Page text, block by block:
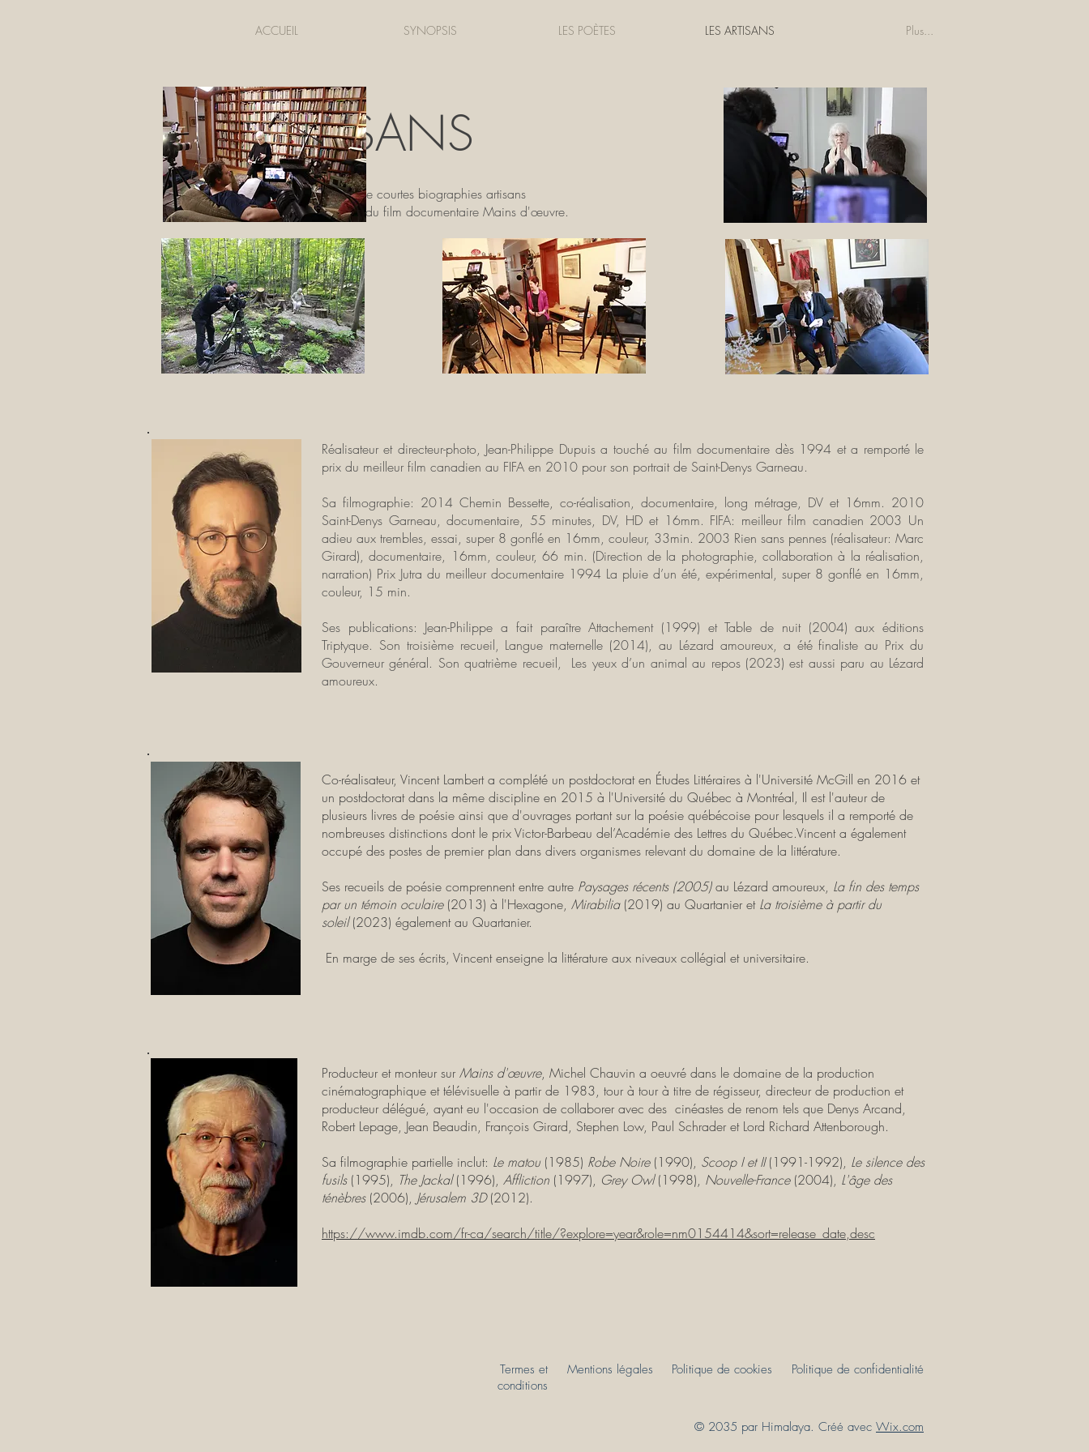
ACCUEIL SYNOPSIS LES POÈTES LES ARTISANS Plus...
LES ARTISANS
Vous trouverez ici de courtes biographies artisans
derrière la création du film documentaire Mains d'œuvre.
Réalisateur et directeur-photo, Jean-Philippe Dupuis a touché au film documentaire dès 1994 et a remporté le
prix du meilleur film canadien au FIFA en 2010 pour son portrait de Saint-Denys Garneau.
Sa filmographie: 2014 Chemin Bessette, co-réalisation, documentaire, long métrage, DV et 16mm. 2010
Saint-Denys Garneau, documentaire, 55 minutes, DV, HD et 16mm. FIFA: meilleur film canadien 2003 Un
adieu aux trembles, essai, super 8 gonflé en 16mm, couleur, 33min. 2003 Rien sans pennes (réalisateur: Marc
Girard), documentaire, 16mm, couleur, 66 min. (Direction de la photographie, collaboration à la réalisation,
narration) Prix Jutra du meilleur documentaire 1994 La pluie d’un été, expérimental, super 8 gonflé en 16mm,
couleur, 15 min.
Ses publications: Jean-Philippe a fait paraître Attachement (1999) et Table de nuit (2004) aux éditions
Triptyque. Son troisième recueil, Langue maternelle (2014), au Lézard amoureux, a été finaliste au Prix du
Gouverneur général. Son quatrième recueil, Les yeux d’un animal au repos (2023) est aussi paru au Lézard
amoureux.
Co-réalisateur, Vincent Lambert a complété un postdoctorat en Études Littéraires à l'Université McGill en 2016 et
un postdoctorat dans la même discipline en 2015 à l'Université du Québec à Montréal, Il est l'auteur de
plusieurs livres de poésie ainsi que d'ouvrages portant sur la poésie québécoise pour lesquels il a remporté de
nombreuses distinctions dont le prix Victor-Barbeau del’Académie des Lettres du Québec.Vincent a également
occupé des postes de premier plan dans divers organismes relevant du domaine de la littérature.
Ses recueils de poésie comprennent entre autre Paysages récents (2005)au Lézard amoureux, La fin des temps
par un témoin oculaire (2013) à l'Hexagone, Mirabilia (2019) au Quartanier et La troisième à partir du
soleil(2023) également au Quartanier.
En marge de ses écrits, Vincent enseigne la littérature aux niveaux collégial et universitaire.
Producteur et monteur sur Mains d'œuvre, Michel Chauvin a oeuvré dans le domaine de la production
cinématographique et télévisuelle à partir de 1983, tour à tour à titre de régisseur, directeur de production et
producteur délégué, ayant eu l'occasion de collaborer avec des cinéastes de renom tels que Denys Arcand,
Robert Lepage, Jean Beaudin, François Girard, Stephen Low, Paul Schrader et Lord Richard Attenborough.
Sa filmographie partielle inclut: Le matou (1985) Robe Noire (1990), Scoop I et II(1991-1992), Le silence des
fusils (1995), The Jackal(1996), Affliction (1997), Grey Owl(1998), Nouvelle-France (2004), L'âge des
ténèbres (2006), Jérusalem 3D(2012).
https://www.imdb.com/fr-ca/search/title/?explore=year&role=nm0154414&sort=release_date,desc
Termes et
conditions
Mentions légales Politique de cookies Politique de confidentialité
© 2035 par Himalaya. Créé avec Wix.com